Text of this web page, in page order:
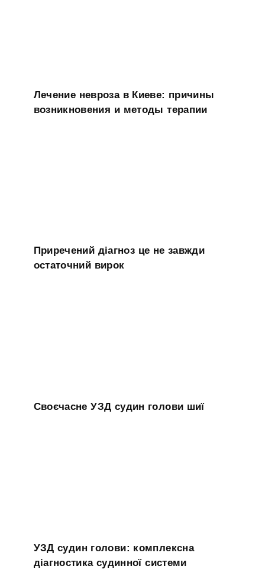
Лечение невроза в Киеве: причины
возникновения и методы терапии
Приречений діагноз це не завжди
остаточний вирок
Своєчасне УЗД судин голови шиї
УЗД судин голови: комплексна
діагностика судинної системи